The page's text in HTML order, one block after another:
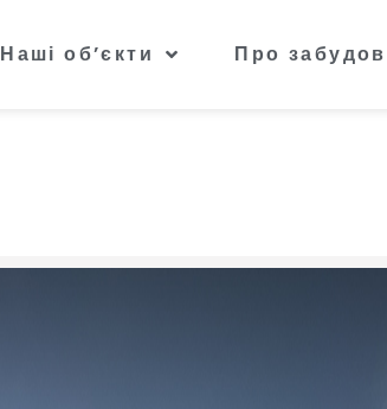
Наші об’єкти Про